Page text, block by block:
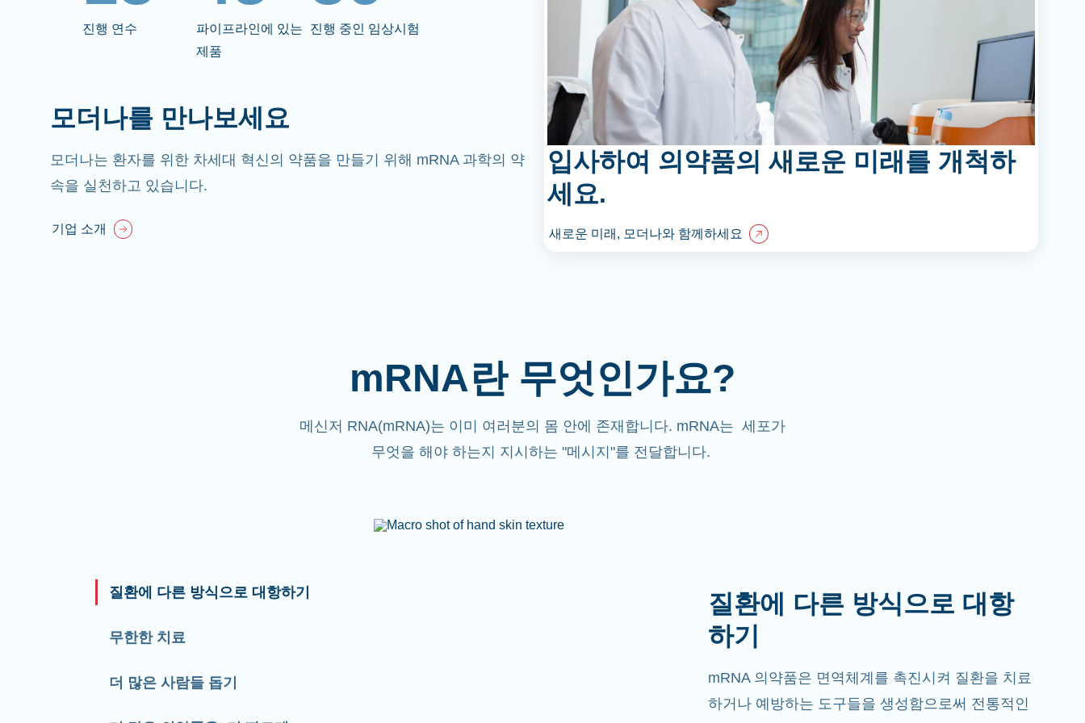
진행 연수
파이프라인에 있는
제품
진행 중인 임상시험
모더나를 만나보세요
모더나는 환자를 위한 차세대 혁신의 약품을 만들기 위해 mRNA 과학의 약
속을 실천하고 있습니다.
기업 소개
입사하여 의약품의 새로운 미래를 개척하
세요.
새로운 미래, 모더나와 함께하세요
mRNA란 무엇인가요?
메신저 RNA(mRNA)는 이미 여러분의 몸 안에 존재합니다. mRNA는 세포가
무엇을 해야 하는지 지시하는 "메시지"를 전달합니다.
질환에 다른 방식으로 대항하기
무한한 치료
더 많은 사람들 돕기
질환에 다른 방식으로 대항
하기
mRNA 의약품은 면역체계를 촉진시켜 질환을 치료
하거나 예방하는 도구들을 생성함으로써 전통적인